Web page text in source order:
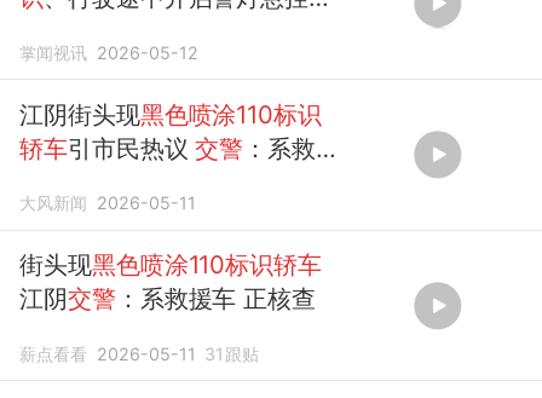
掌闻视讯 2026-05-12
江阴街头现黑色喷涂110标识
轿车引市民热议交警 ：系救援
大风新闻 2026-05-11
街头现黑色喷涂110标识轿车
江阴交警 ：系救援车 正核查
薪点看看 2026-05-11 31 跟贴